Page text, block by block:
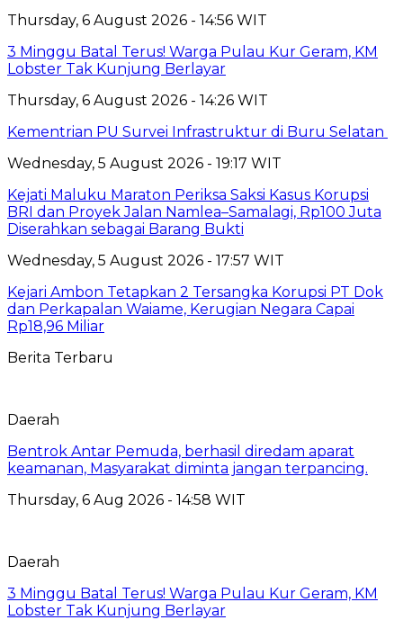
Thursday, 6 August 2026 - 14:56 WIT
3 Minggu Batal Terus! Warga Pulau Kur Geram, KM
Lobster Tak Kunjung Berlayar
Thursday, 6 August 2026 - 14:26 WIT
Kementrian PU Survei Infrastruktur di Buru Selatan
Wednesday, 5 August 2026 - 19:17 WIT
Kejati Maluku Maraton Periksa Saksi Kasus Korupsi
BRI dan Proyek Jalan Namlea–Samalagi, Rp100 Juta
Diserahkan sebagai Barang Bukti
Wednesday, 5 August 2026 - 17:57 WIT
Kejari Ambon Tetapkan 2 Tersangka Korupsi PT Dok
dan Perkapalan Waiame, Kerugian Negara Capai
Rp18,96 Miliar
Berita Terbaru
Daerah
Bentrok Antar Pemuda, berhasil diredam aparat
keamanan, Masyarakat diminta jangan terpancing.
Thursday, 6 Aug 2026 - 14:58 WIT
Daerah
3 Minggu Batal Terus! Warga Pulau Kur Geram, KM
Lobster Tak Kunjung Berlayar